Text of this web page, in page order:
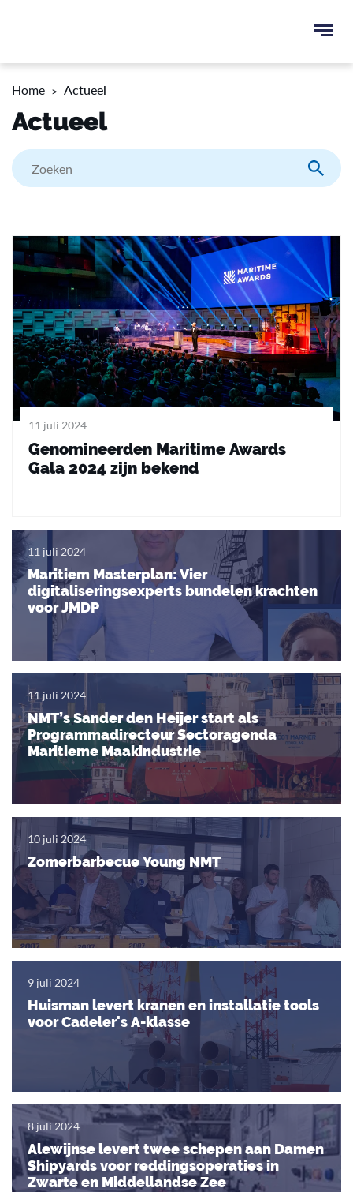
menu
Home Actueel
Actueel
11 juli 2024
Genomineerden Maritime Awards
Gala 2024 zijn bekend
11 juli 2024
Maritiem Masterplan: Vier
digitaliseringsexperts bundelen krachten
voor JMDP
11 juli 2024
NMT’s Sander den Heijer start als
Programmadirecteur Sectoragenda
Maritieme Maakindustrie
10 juli 2024
Zomerbarbecue Young NMT
9 juli 2024
Huisman levert kranen en installatie tools
voor Cadeler's A-klasse
8 juli 2024
Alewijnse levert twee schepen aan Damen
Shipyards voor reddingsoperaties in
Zwarte en Middellandse Zee